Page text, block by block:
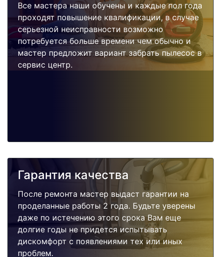
Все мастера наши обучены и каждые пол года
проходят повышение квалификации, в случае
серьезной неисправности возможно
потребуется больше времени чем обычно и
мастер предложит вариант забрать пылесос в
сервис центр.
Гарантия качества
После ремонта мастер выдаст гарантии на
проделанные работы 2 года. Будьте уверены
даже по истечению этого срока Вам еще
долгие годы не придется испытывать
дискомфорт с появлениями тех или иных
проблем.